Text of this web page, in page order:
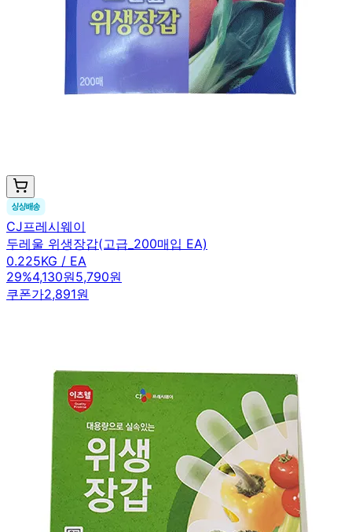
CJ프레시웨이
두레울 위생장갑(고급_200매입 EA)
0.225KG / EA
29%4,130원5,790원
쿠폰가2,891원